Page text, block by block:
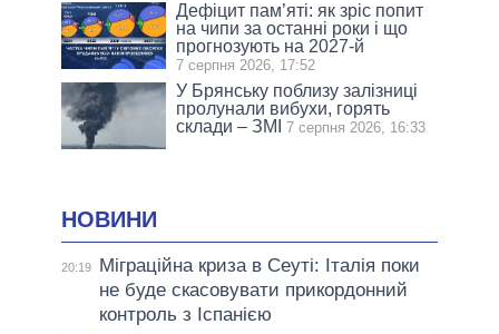
Дефіцит пам’яті: як зріс попит
на чипи за останні роки і що
прогнозують на 2027-й
7 серпня 2026, 17:52
У Брянську поблизу залізниці
пролунали вибухи, горять
склади – ЗМІ
7 серпня 2026, 16:33
НОВИНИ
20:19
Міграційна криза в Сеуті: Італія поки
не буде скасовувати прикордонний
контроль з Іспанією